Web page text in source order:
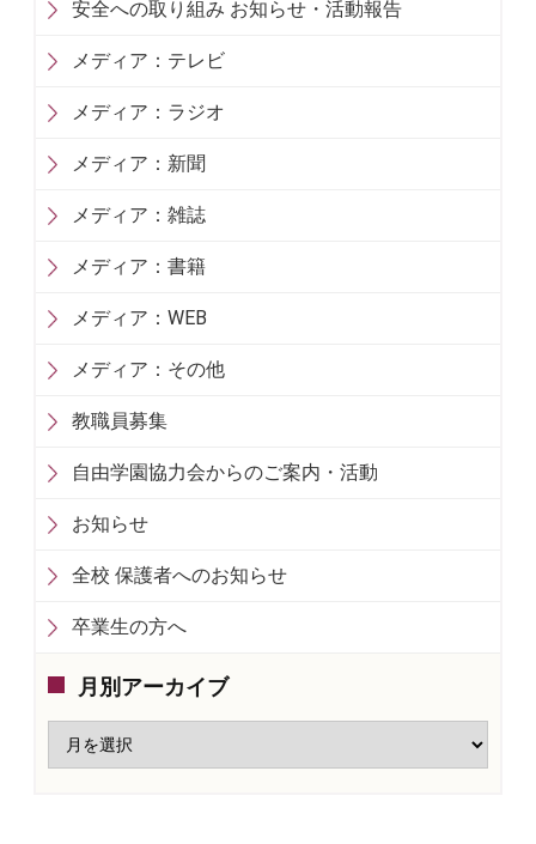
安全への取り組み お知らせ・活動報告
メディア：テレビ
メディア：ラジオ
メディア：新聞
メディア：雑誌
メディア：書籍
メディア：WEB
メディア：その他
教職員募集
自由学園協力会からのご案内・活動
お知らせ
全校 保護者へのお知らせ
卒業生の方へ
月別アーカイブ